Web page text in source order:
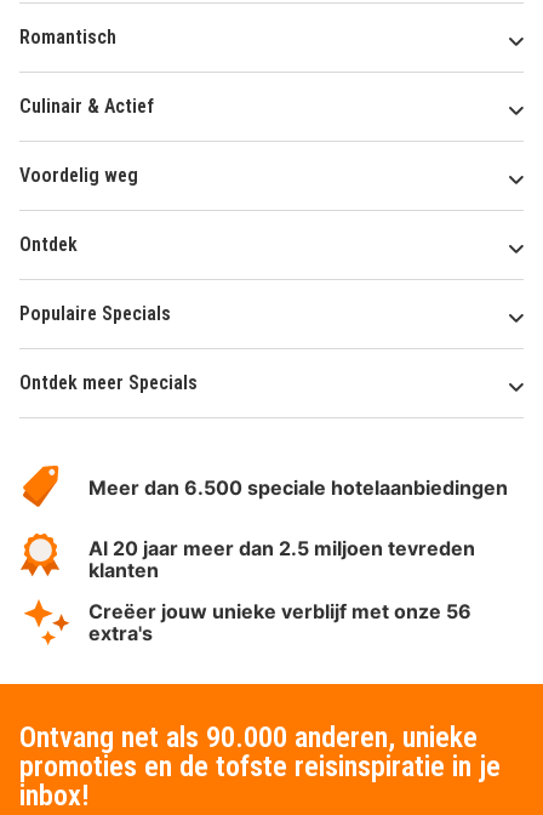
Romantisch
Culinair & Actief
Voordelig weg
Ontdek
Populaire Specials
Ontdek meer Specials
HotelSpecials
Meer dan 6.500 speciale hotelaanbiedingen
Al 20 jaar meer dan 2.5 miljoen tevreden
klanten
Creëer jouw unieke verblijf met onze 56
extra's
Ontvang net als 90.000 anderen, unieke
promoties en de tofste reisinspiratie in je
inbox!